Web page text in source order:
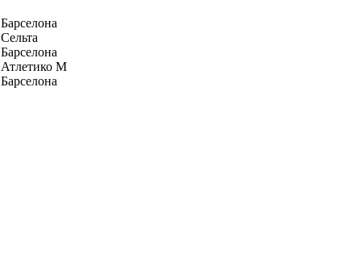
Барселона
Сельта
Барселона
Атлетико М
Барселона